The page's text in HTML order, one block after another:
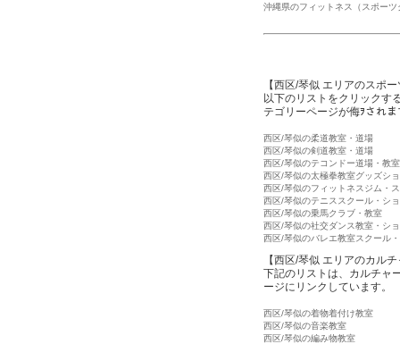
沖縄県のフィットネス（スポー
【西区/琴似 エリアのスポ
以下のリストをクリックす
テゴリーページが侮ｦされま
西区/琴似の柔道教室・道場
西区/琴似の剣道教室・道場
西区/琴似のテコンドー道場・教室
西区/琴似の太極拳教室グッズシ
西区/琴似のフィットネスジム・
西区/琴似のテニススクール・シ
西区/琴似の乗馬クラブ・教室
西区/琴似の社交ダンス教室・シ
西区/琴似のバレエ教室スクール
【西区/琴似 エリアのカル
下記のリストは、カルチャ
ージにリンクしています。
西区/琴似の着物着付け教室
西区/琴似の音楽教室
西区/琴似の編み物教室